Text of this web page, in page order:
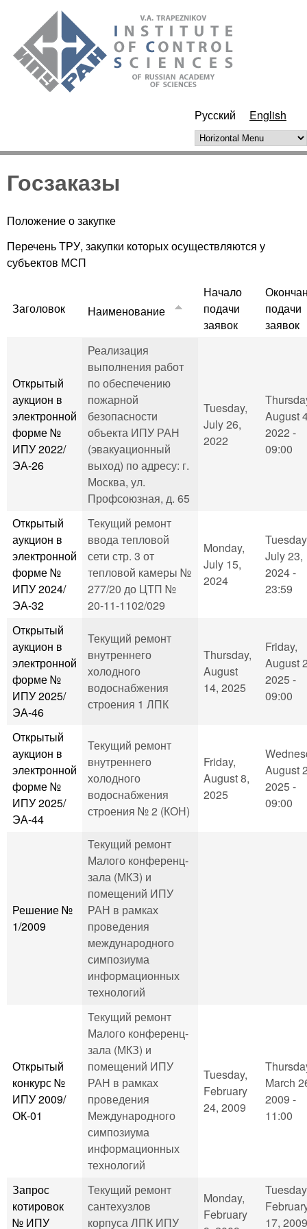
ИПУ
РАН
Русский English
Horizontal Menu
Госзаказы
Положение о закупке
Перечень ТРУ, закупки которых осуществляются у
субъектов МСП
Заголовок Наименование
Начало
подачи
заявок
подачи
заявок
Открытый
аукцион в
электронной
форме №
ИПУ 2022/
ЭА-26
Реализация
выполнения работ
по обеспечению
пожарной
безопасности
объекта ИПУ РАН
(эвакуационный
выход) по адресу: г.
Москва, ул.
Профсоюзная, д. 65
Tuesday,
July 26,
2022
August
2022 -
09:00
Открытый
аукцион в
электронной
форме №
ИПУ 2024/
ЭА-32
Текущий ремонт
ввода тепловой
сети стр. 3 от
тепловой камеры №
277/20 до ЦТП №
20-11-1102/029
Monday,
July 15,
2024
July 23,
2024 -
23:59
Открытый
аукцион в
электронной
форме №
ИПУ 2025/
ЭА-46
Текущий ремонт
внутреннего
холодного
водоснабжения
строения 1 ЛПК
Thursday,
August
14, 2025
Friday,
August
2025 -
09:00
Открытый
аукцион в
электронной
форме №
ИПУ 2025/
ЭА-44
Текущий ремонт
внутреннего
холодного
водоснабжения
строения № 2 (КОН)
Friday,
August 8,
2025
August
2025 -
09:00
Решение №
1/2009
Текущий ремонт
Малого конференц-
зала (МКЗ) и
помещений ИПУ
РАН в рамках
проведения
международного
симпозиума
информационных
технологий
Открытый
конкурс №
ИПУ 2009/
ОК-01
Текущий ремонт
Малого конференц-
зала (МКЗ) и
помещений ИПУ
РАН в рамках
проведения
Международного
симпозиума
информационных
технологий
Tuesday,
February
24, 2009
March
2009 -
11:00
Запрос
котировок
№ ИПУ
Текущий ремонт
сантехузлов
корпуса ЛПК ИПУ
Monday,
February
17,